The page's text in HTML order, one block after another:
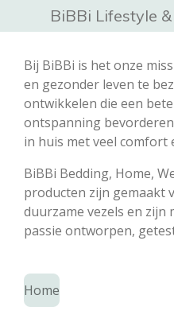
direct
hoofdinhoud
BiBBi Lifestyle
Bij BiBBi is het onze
en gezonder leven te
ontwikkelen die een
ontspanning
in huis met veel comfort
BiBBi Bedding, Home,
producten zijn gemaakt
duurzame vezels en zijn
passie ontworpen,
Home